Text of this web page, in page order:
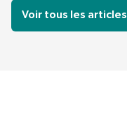
Voir tous les articles